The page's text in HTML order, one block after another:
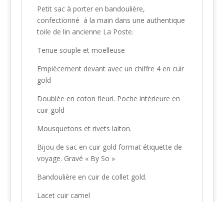
Petit sac à porter en bandoulière,
confectionné à la main dans une authentique
toile de lin ancienne La Poste.
Tenue souple et moelleuse
Empiècement devant avec un chiffre 4 en cuir
gold
Doublée en coton fleuri. Poche intérieure en
cuir gold
Mousquetons et rivets laiton.
Bijou de sac en cuir gold format étiquette de
voyage. Gravé « By So »
Bandoulière en cuir de collet gold.
Lacet cuir camel